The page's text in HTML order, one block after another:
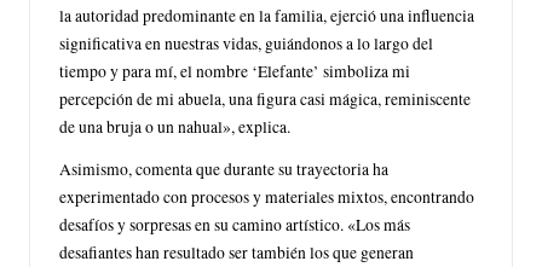
la autoridad predominante en la familia, ejerció una influencia
significativa en nuestras vidas, guiándonos a lo largo del
tiempo y para mí, el nombre ‘Elefante’ simboliza mi
percepción de mi abuela, una figura casi mágica, reminiscente
de una bruja o un nahual», explica.
Asimismo, comenta que durante su trayectoria ha
experimentado con procesos y materiales mixtos, encontrando
desafíos y sorpresas en su camino artístico. «Los más
desafiantes han resultado ser también los que generan